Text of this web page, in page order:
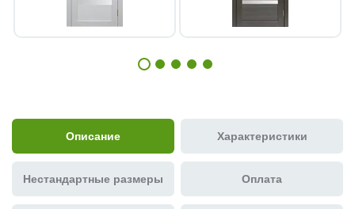
Описание Характеристики
Нестандартные размеры Оплата